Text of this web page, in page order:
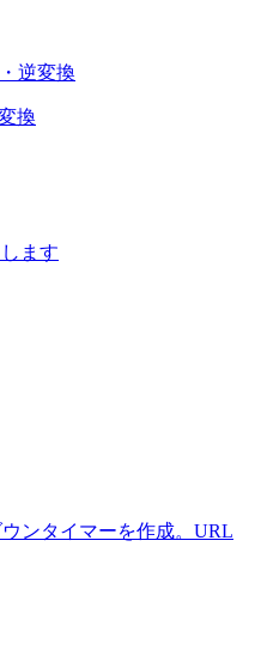
逆変換
換
ます
ンタイマーを作成。URL